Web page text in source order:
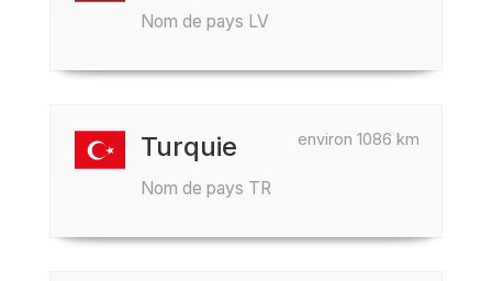
Nom de pays LV
environ 1086 km
Turquie
Nom de pays TR